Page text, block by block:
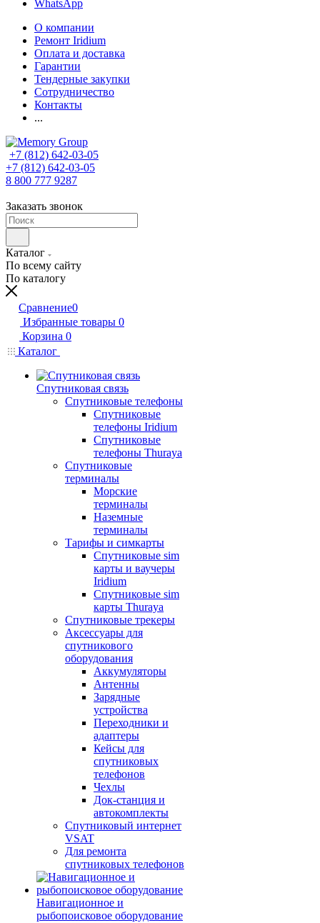
WhatsApp
О компании
Ремонт Iridium
Оплата и доставка
Гарантии
Тендерные закупки
Сотрудничество
Контакты
...
+7 (812) 642-03-05
+7 (812) 642-03-05
8 800 777 9287
Заказать звонок
Каталог
По всему сайту
По каталогу
Сравнение0
Избранные товары 0
Корзина 0
Каталог
Спутниковая связь
Спутниковые телефоны
Спутниковые
телефоны Iridium
Спутниковые
телефоны Thuraya
Спутниковые
терминалы
Морские
терминалы
Наземные
терминалы
Тарифы и симкарты
Спутниковые sim
карты и ваучеры
Iridium
Спутниковые sim
карты Thuraya
Спутниковые трекеры
Аксессуары для
спутникового
оборудования
Аккумуляторы
Антенны
Зарядные
устройства
Переходники и
адаптеры
Кейсы для
спутниковых
телефонов
Чехлы
Док-станция и
автокомплекты
Спутниковый интернет
VSAT
Для ремонта
спутниковых телефонов
Навигационное и
рыбопоисковое оборудование